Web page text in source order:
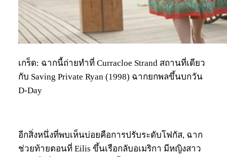
เกร็ด: ฉากนี้ถ่ายทำที่ Curracloe Strand สถานที่เดียว
กับ Saving Private Ryan (1998) ฉากยกพลขึ้นบกวัน
D-Day
อีกสิ่งหนึ่งที่พบเห็นบ่อยคือการปรับระดับโฟกัส, ฉาก
ช่วยท้ายตอนที่ Eilis ขึ้นเรือกลับอเมริกา มีหญิงสาว